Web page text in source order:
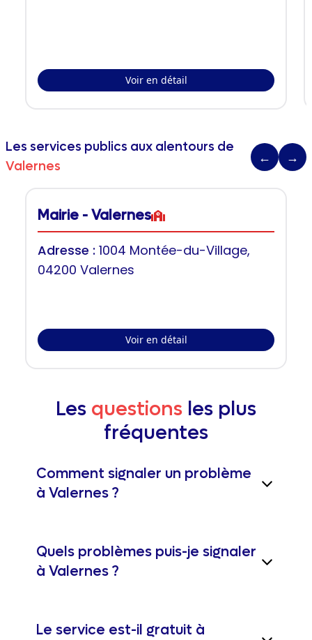
Voir en détail
Les services publics aux alentours de
Valernes
← →
Mairie - Valernes
Adresse : 1004 Montée-du-Village,
04200 Valernes
Voir en détail
Les questions les plus
fréquentes
Comment signaler un problème
à Valernes ?
Quels problèmes puis-je signaler
à Valernes ?
Le service est-il gratuit à